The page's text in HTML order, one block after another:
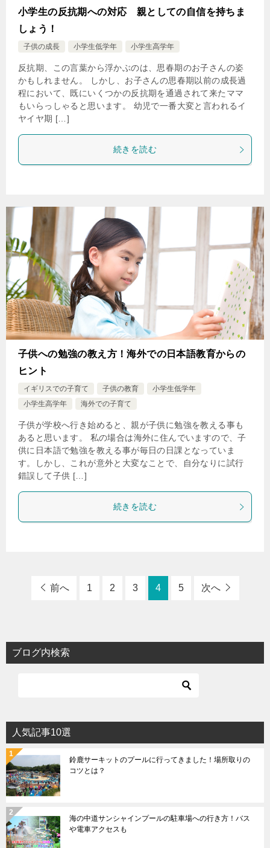
小学生の反抗期への対応 親としての自信を持ちま
しょう！
子供の成長 小学生低学年 小学生高学年
反抗期、この言葉から浮かぶのは、思春期のお子さんの姿
かもしれません。 しかし、お子さんの思春期以前の成長過
程において、既にいくつかの反抗期を通過されて来たママ
もいらっしゃると思います。 幼児で一番大変と言われるイ
ヤイヤ期 […]
続きを読む
子供への勉強の教え方！海外での日本語教育からの
ヒント
イギリスでの子育て 子供の教育
小学生低学年
小学生高学年
海外での子育て
子供が学校へ行き始めると、親が子供に勉強を教える事も
あると思います。 私の場合は海外に住んでいますので、子
供に日本語で勉強を教える事が毎日の日課となっていま
す。しかし、これが意外と大変なことで、自分なりに試行
錯誤して子供 […]
続きを読む
前へ 1 2 3 4 5 次へ
ブログ内検索
人気記事10選
鈴鹿サーキットのプールに行ってきました！場所取りの
コツとは？
海の中道サンシャインプールの駐車場への行き方！バス
や電車アクセスも